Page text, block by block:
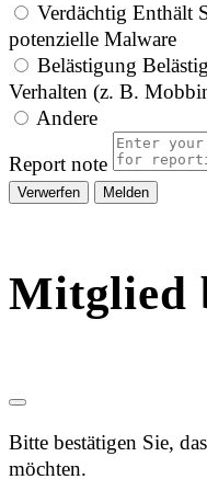
Verdächtig Enthält
potenzielle Malware
Belästigung
Verhalten (z. B.
Andere
Report note
Melden
Mitglied
Bitte bestätigen Sie,
möchten.